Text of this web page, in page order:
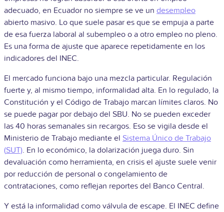
adecuado, en Ecuador no siempre se ve un desempleo
abierto masivo. Lo que suele pasar es que se empuja a parte
de esa fuerza laboral al subempleo o a otro empleo no pleno.
Es una forma de ajuste que aparece repetidamente en los
indicadores del INEC.
El mercado funciona bajo una mezcla particular. Regulación
fuerte y, al mismo tiempo, informalidad alta. En lo regulado, la
Constitución y el Código de Trabajo marcan límites claros. No
se puede pagar por debajo del SBU. No se pueden exceder
las 40 horas semanales sin recargos. Eso se vigila desde el
Ministerio de Trabajo mediante el Sistema Único de Trabajo
(SUT). En lo económico, la dolarización juega duro. Sin
devaluación como herramienta, en crisis el ajuste suele venir
por reducción de personal o congelamiento de
contrataciones, como reflejan reportes del Banco Central.
Y está la informalidad como válvula de escape. El INEC define